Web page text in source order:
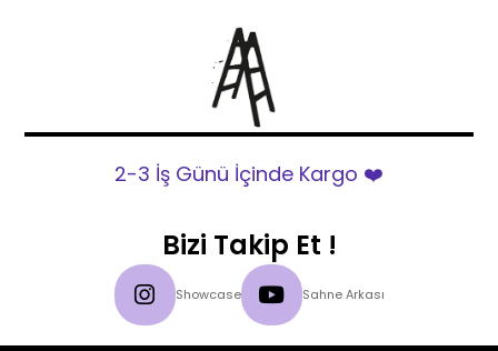
2-3 İş Günü İçinde Kargo ❤️
Bizi Takip Et !
Showcase Sahne Arkası